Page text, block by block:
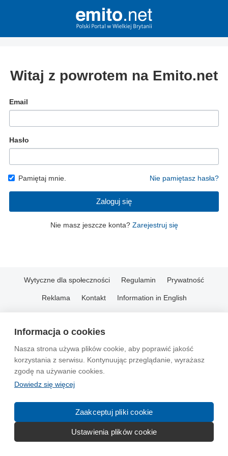
Informacja o cookies
Nasza strona używa plików cookie, aby poprawić jakość
korzystania z serwisu. Kontynuując przeglądanie, wyrażasz
zgodę na używanie cookies.
Dowiedz się więcej
Zaakceptuj pliki cookie
Ustawienia plików cookie
Witaj z powrotem na Emito.net
Email
Hasło
Pamiętaj mnie. Nie pamiętasz hasła?
Zaloguj się
Nie masz jeszcze konta? Zarejestruj się
Wytyczne dla społeczności Regulamin Prywatność
Reklama Kontakt Information in English